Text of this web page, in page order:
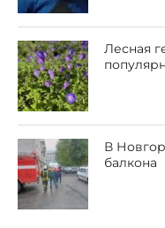
Лесная
В
балкона